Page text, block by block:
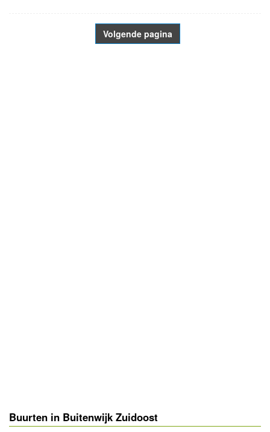
Volgende pagina
Buurten in Buitenwijk Zuidoost